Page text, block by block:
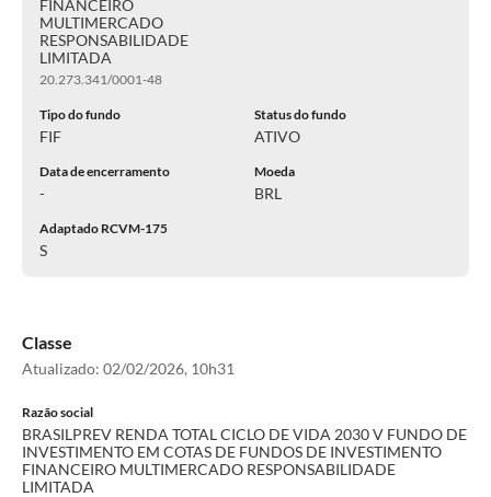
FINANCEIRO
MULTIMERCADO
RESPONSABILIDADE
LIMITADA
20.273.341/0001-48
Tipo do fundo
FIF
Status do fundo
ATIVO
Data de encerramento
-
Moeda
BRL
Adaptado RCVM-175
S
Classe
Atualizado: 02/02/2026, 10h31
Razão social
BRASILPREV RENDA TOTAL CICLO DE VIDA 2030 V FUNDO DE
INVESTIMENTO EM COTAS DE FUNDOS DE INVESTIMENTO
FINANCEIRO MULTIMERCADO RESPONSABILIDADE
LIMITADA